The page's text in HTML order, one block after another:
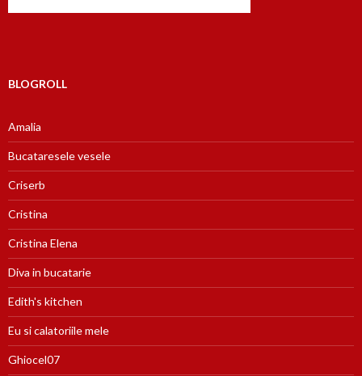
BLOGROLL
Amalia
Bucataresele vesele
Criserb
Cristina
Cristina Elena
Diva in bucatarie
Edith's kitchen
Eu si calatoriile mele
Ghiocel07